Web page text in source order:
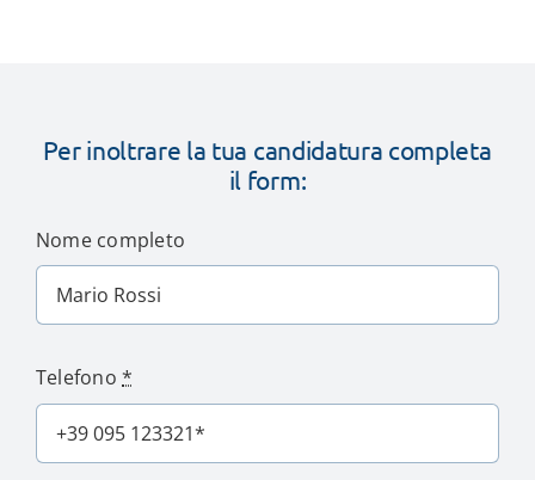
Per inoltrare la tua candidatura completa
il form:
Nome completo
Telefono*